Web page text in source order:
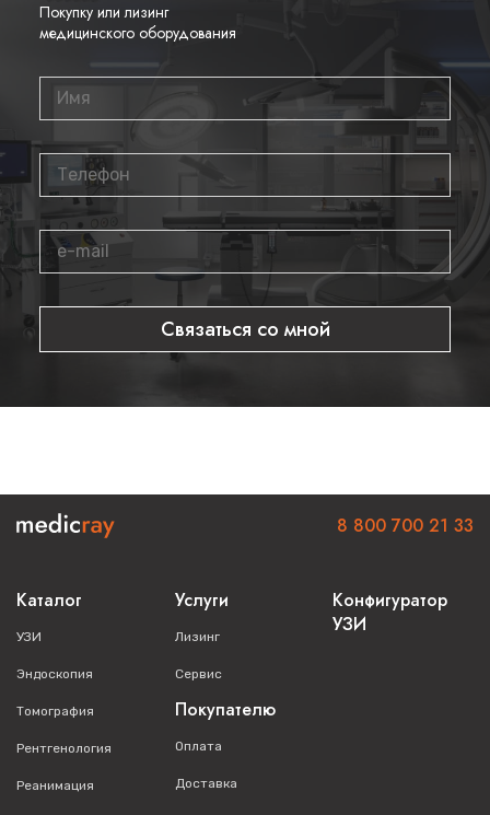
Покупку или лизинг
медицинского оборудования
Связаться со мной
Каталог
УЗИ
Эндоскопия
Томография
Рентгенология
Реанимация
Услуги
Лизинг
Сервис
Покупателю
Оплата
Доставка
Конфигуратор
УЗИ
8 800 700 21 33